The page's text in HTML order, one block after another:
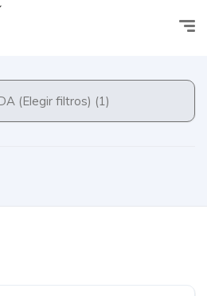
BÚSQUEDA (Elegir filtros) (1)